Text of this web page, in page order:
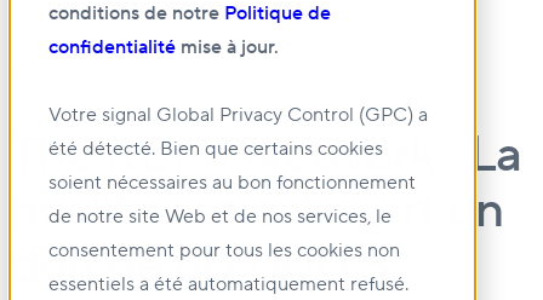
conditions de notre Politique de
confidentialité mise à jour.
Votre signal Global Privacy Control (GPC) a
été détecté. Bien que certains cookies
soient nécessaires au bon fonctionnement
de notre site Web et de nos services, le
consentement pour tous les cookies non
essentiels a été automatiquement refusé.
The REMI Network : La
rivalité amicale sert un
don de 60 000 $